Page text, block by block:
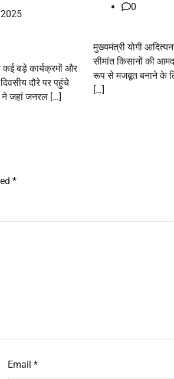
कई बड़े कार्यक्रमों और
दौरे पर पहुंचे
ने जहां जनरल […]
0
मुख्यमंत्री योगी
सीमांत किसानों की
रूप से मजबूत बनाने के
[…]
*
Email *